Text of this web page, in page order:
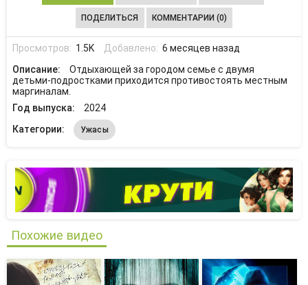
ПОДЕЛИТЬСЯ КОММЕНТАРИИ (0)
Просмотров: 1.5K Добавлено: 6 месяцев назад
Описание:
Отдыхающей за городом семье с двумя
детьми-подростками приходится противостоять местным
маргиналам.
Год выпуска:
2024
Категории:
Ужасы
Похожие видео